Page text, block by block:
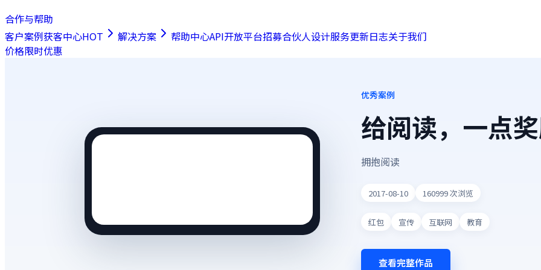
合作与帮助
客户案例获客中心HOT 解决方案 帮助中心API开放平台招募合伙人设计服务更新日志关于我们
价格限时优惠
优秀案例
给阅读，一点
拥抱阅读
2017-08-10 160999次浏览
红包 宣传 互联网 教育
查看完整作品